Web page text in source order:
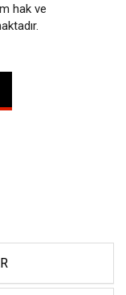
hak ve